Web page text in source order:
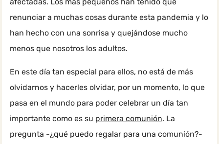
renunciar a muchas cosas durante esta pandemia y lo
han hecho con una sonrisa y quejándose mucho
menos que nosotros los adultos.
En este día tan especial para ellos, no está de más
olvidarnos y hacerles olvidar, por un momento, lo que
pasa en el mundo para poder celebrar un día tan
importante como es su primera comunión. La
pregunta -¿qué puedo regalar para una comunión?-